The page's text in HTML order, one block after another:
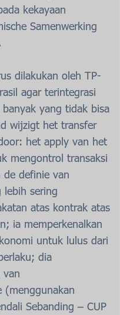
kekayaan
Samenwerking
dilakukan oleh TP-
agar terintegrasi
yang tidak bisa
wijzigt het transfer
het apply van het
mengontrol transaksi
de definie van
lebih sering
atas kontrak atas
ia memperkenalkan
untuk lulus dari
dia
van
(menggunakan
Sebanding – CUP